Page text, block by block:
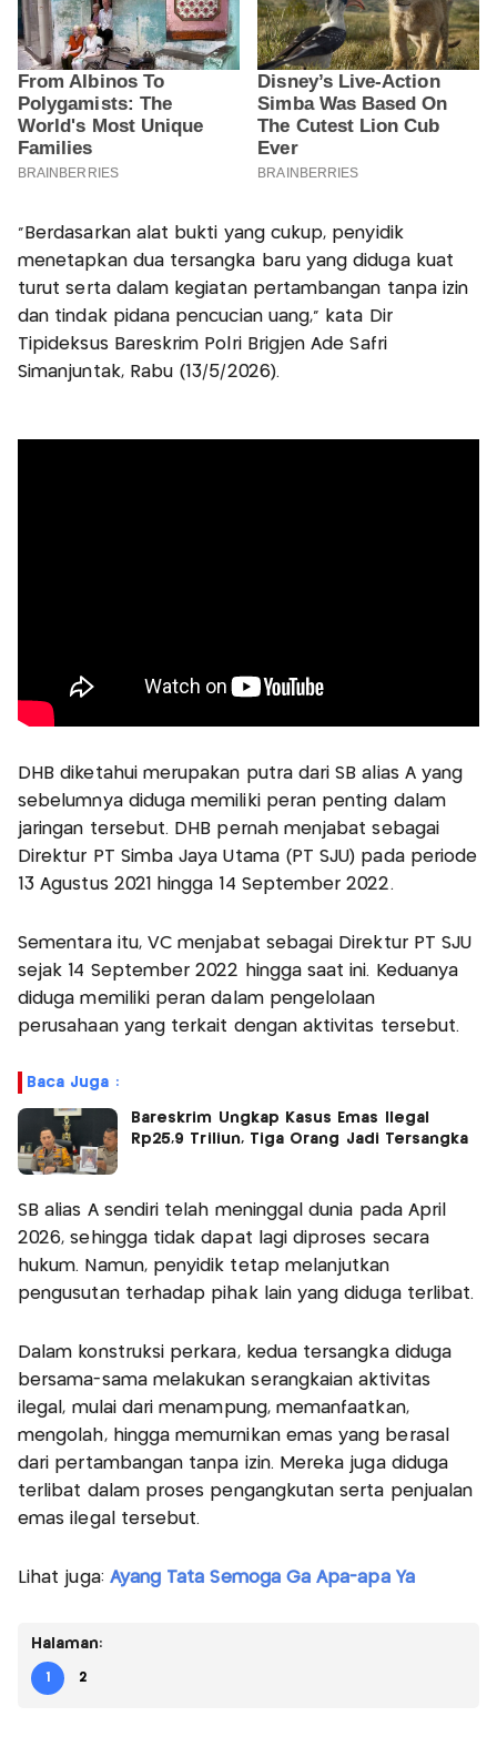
“Berdasarkan alat bukti yang cukup, penyidik
menetapkan dua tersangka baru yang diduga kuat
turut serta dalam kegiatan pertambangan tanpa izin
dan tindak pidana pencucian uang,” kata Dir
Tipideksus Bareskrim Polri Brigjen Ade Safri
Simanjuntak, Rabu (13/5/2026).
DHB diketahui merupakan putra dari SB alias A yang
sebelumnya diduga memiliki peran penting dalam
jaringan tersebut. DHB pernah menjabat sebagai
Direktur PT Simba Jaya Utama (PT SJU) pada periode
13 Agustus 2021 hingga 14 September 2022.
Sementara itu, VC menjabat sebagai Direktur PT SJU
sejak 14 September 2022 hingga saat ini. Keduanya
diduga memiliki peran dalam pengelolaan
perusahaan yang terkait dengan aktivitas tersebut.
Baca Juga :
Bareskrim Ungkap Kasus Emas Ilegal
Rp25,9 Triliun, Tiga Orang Jadi Tersangka
SB alias A sendiri telah meninggal dunia pada April
2026, sehingga tidak dapat lagi diproses secara
hukum. Namun, penyidik tetap melanjutkan
pengusutan terhadap pihak lain yang diduga terlibat.
Dalam konstruksi perkara, kedua tersangka diduga
bersama-sama melakukan serangkaian aktivitas
ilegal, mulai dari menampung, memanfaatkan,
mengolah, hingga memurnikan emas yang berasal
dari pertambangan tanpa izin. Mereka juga diduga
terlibat dalam proses pengangkutan serta penjualan
emas ilegal tersebut.
Lihat juga: Ayang Tata Semoga Ga Apa-apa Ya
Halaman:
1 2